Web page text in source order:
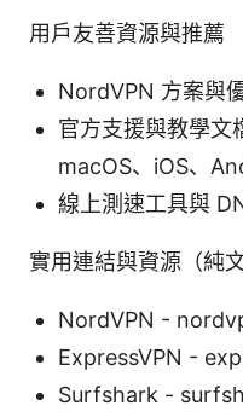
用戶友善資源與推薦
NordVPN 方案與
官方支援與教學文
macOS、iOS、
線上測速工具與
實用連結與資源（純
NordVPN -
ExpressVPN -
Surfshark -